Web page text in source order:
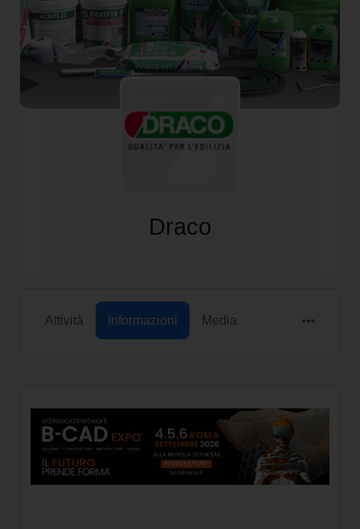
Draco
Attività Informazioni Media